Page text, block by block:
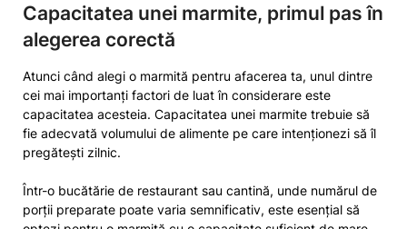
Capacitatea unei marmite, primul pas în
alegerea corectă
Atunci când alegi o marmită pentru afacerea ta, unul dintre
cei mai importanți factori de luat în considerare este
capacitatea acesteia. Capacitatea unei marmite trebuie să
fie adecvată volumului de alimente pe care intenționezi să îl
pregătești zilnic.
Într-o bucătărie de restaurant sau cantină, unde numărul de
porții preparate poate varia semnificativ, este esențial să